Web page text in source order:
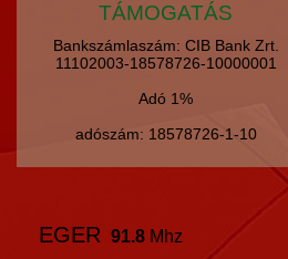
TÁMOGATÁS
Bankszámlaszám: CIB Bank Zrt.
11102003-18578726-10000001
Adó 1%
adószám: 18578726-1-10
EGER 91.8 Mhz